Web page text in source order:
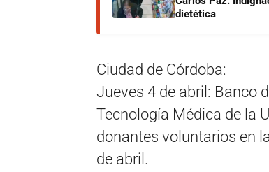
dietética
Ciudad de Córdoba:
Jueves 4 de abril: Banco
Tecnología Médica de la
donantes voluntarios en
de abril.